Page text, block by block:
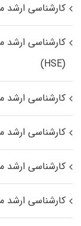
کارشناسی ارشد
کارشناسی
(HSE)
کارشناسی ارشد
کارشناسی
کارشناسی
کارشناسی ارشد